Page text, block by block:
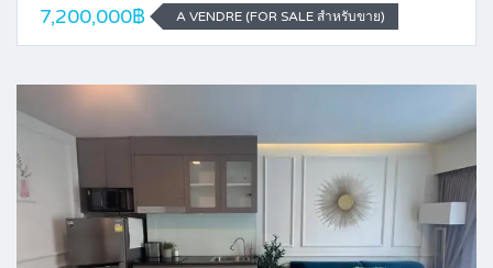
7,200,000฿ A VENDRE (FOR SALE สำหรับขาย)